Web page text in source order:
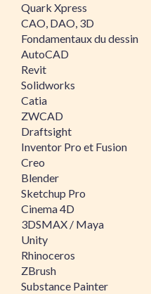
Quark Xpress
CAO, DAO, 3D
Fondamentaux du dessin
AutoCAD
Revit
Solidworks
Catia
ZWCAD
Draftsight
Inventor Pro et Fusion
Creo
Blender
Sketchup Pro
Cinema 4D
3DSMAX / Maya
Unity
Rhinoceros
ZBrush
Substance Painter